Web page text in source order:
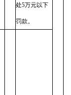
处5万元以下
罚款。